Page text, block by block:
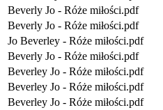
Beverly Jo - Róże miłości.pdf
Beverly Jo - Róże miłości.pdf
Jo Beverley - Róże miłości.pdf
Beverly Jo - Róże miłości.pdf
Beverley Jo - Róże miłości.pdf
Beverley Jo - Róże miłości.pdf
Beverley Jo - Róże miłości.pdf